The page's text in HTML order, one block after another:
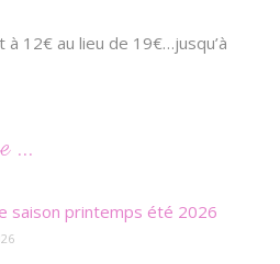
12€ au lieu de 19€…jusqu’à
...
saison printemps été 2026